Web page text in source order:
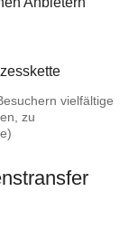
vielfältige
zu